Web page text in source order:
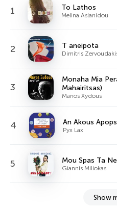
1 To Lathos
Melina Aslanidou
2 T aneipota
Dimitris
3
Monaha Mia
Mahairitsas)
Manos Xydous
4 An Akous
Pyx Lax
5 Mou Spas Ta
Giannis Miliokas
Show